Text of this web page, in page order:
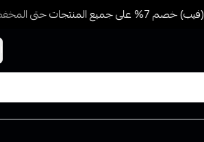
مسبقًا للمشتريات 499 ريال + شحن وتوصيل مجاني